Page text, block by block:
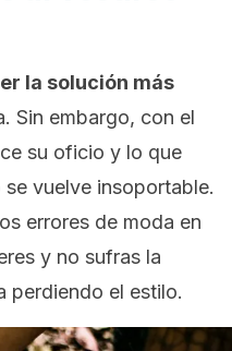
la solución más
Sin embargo, con el
su oficio y lo que
vuelve insoportable.
errores de moda en
y no sufras la
perdiendo el estilo.